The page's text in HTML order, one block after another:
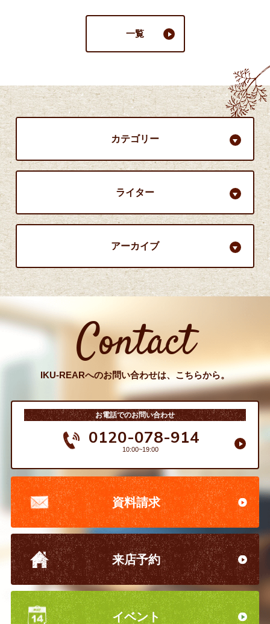
一覧
カテゴリー
ライター
アーカイブ
Contact
IKU-REARへのお問い合わせは、こちらから。
お電話でのお問い合わせ
0120-078-914
10:00~19:00
資料請求
来店予約
イベント